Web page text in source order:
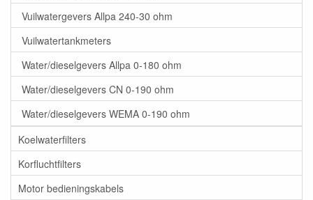
Vuilwatergevers Allpa 240-30 ohm
Vuilwatertankmeters
Water/dieselgevers Allpa 0-180 ohm
Water/dieselgevers CN 0-190 ohm
Water/dieselgevers WEMA 0-190 ohm
Koelwaterfilters
Korfluchtfilters
Motor bedieningskabels